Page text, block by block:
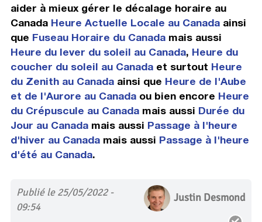
aider à mieux gérer le décalage horaire au
Canada Heure Actuelle Locale au Canadaainsi
que Fuseau Horaire du Canadamais aussi
Heure du lever du soleil au Canada, Heure du
coucher du soleil au Canadaet surtout Heure
du Zenith au Canadaainsi que Heure de l'Aube
et de l'Aurore au Canadaou bien encore Heure
du Crépuscule au Canadamais aussi Durée du
Jour au Canadamais aussi Passage à l'heure
d'hiver au Canadamais aussi Passage à l'heure
d'été au Canada.
Publié le 25/05/2022 -
09:54
Justin Desmond